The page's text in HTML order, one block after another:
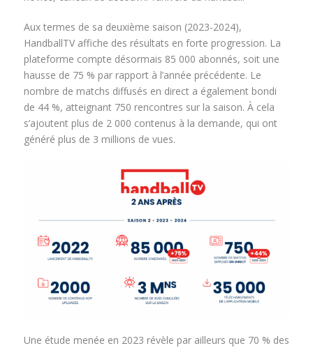
Aux termes de sa deuxième saison (2023-2024),
HandballTV affiche des résultats en forte progression. La
plateforme compte désormais 85 000 abonnés, soit une
hausse de 75 % par rapport à l’année précédente. Le
nombre de matchs diffusés en direct a également bondi
de 44 %, atteignant 750 rencontres sur la saison. À cela
s’ajoutent plus de 2 000 contenus à la demande, qui ont
généré plus de 3 millions de vues.
Une étude menée en 2023 révèle par ailleurs que 70 % des